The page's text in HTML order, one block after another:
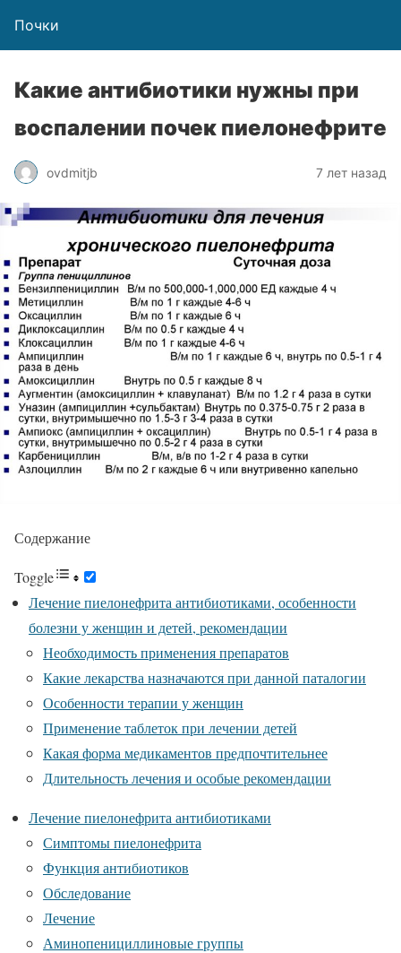
Почки
Какие антибиотики нужны при
воспалении почек пиелонефрите
ovdmitjb 7 лет назад
Содержание
Toggle
Лечение пиелонефрита антибиотиками, особенности
болезни у женщин и детей, рекомендации
Необходимость применения препаратов
Какие лекарства назначаются при данной паталогии
Особенности терапии у женщин
Применение таблеток при лечении детей
Какая форма медикаментов предпочтительнее
Длительность лечения и особые рекомендации
Лечение пиелонефрита антибиотиками
Симптомы пиелонефрита
Функция антибиотиков
Обследование
Лечение
Аминопенициллиновые группы